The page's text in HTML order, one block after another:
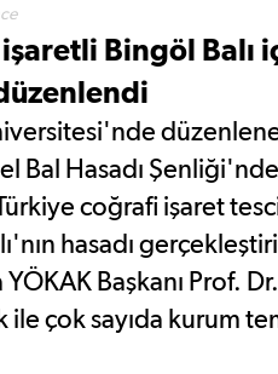
Bingöl Balı
Bal Hasadı
coğrafi işaret
hasadı
YÖKAK Başkanı Prof.
ile çok sayıda kurum